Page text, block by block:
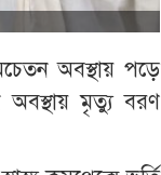
অবস্থায় পড়ে
অবস্থায় মৃত্যু বরণ